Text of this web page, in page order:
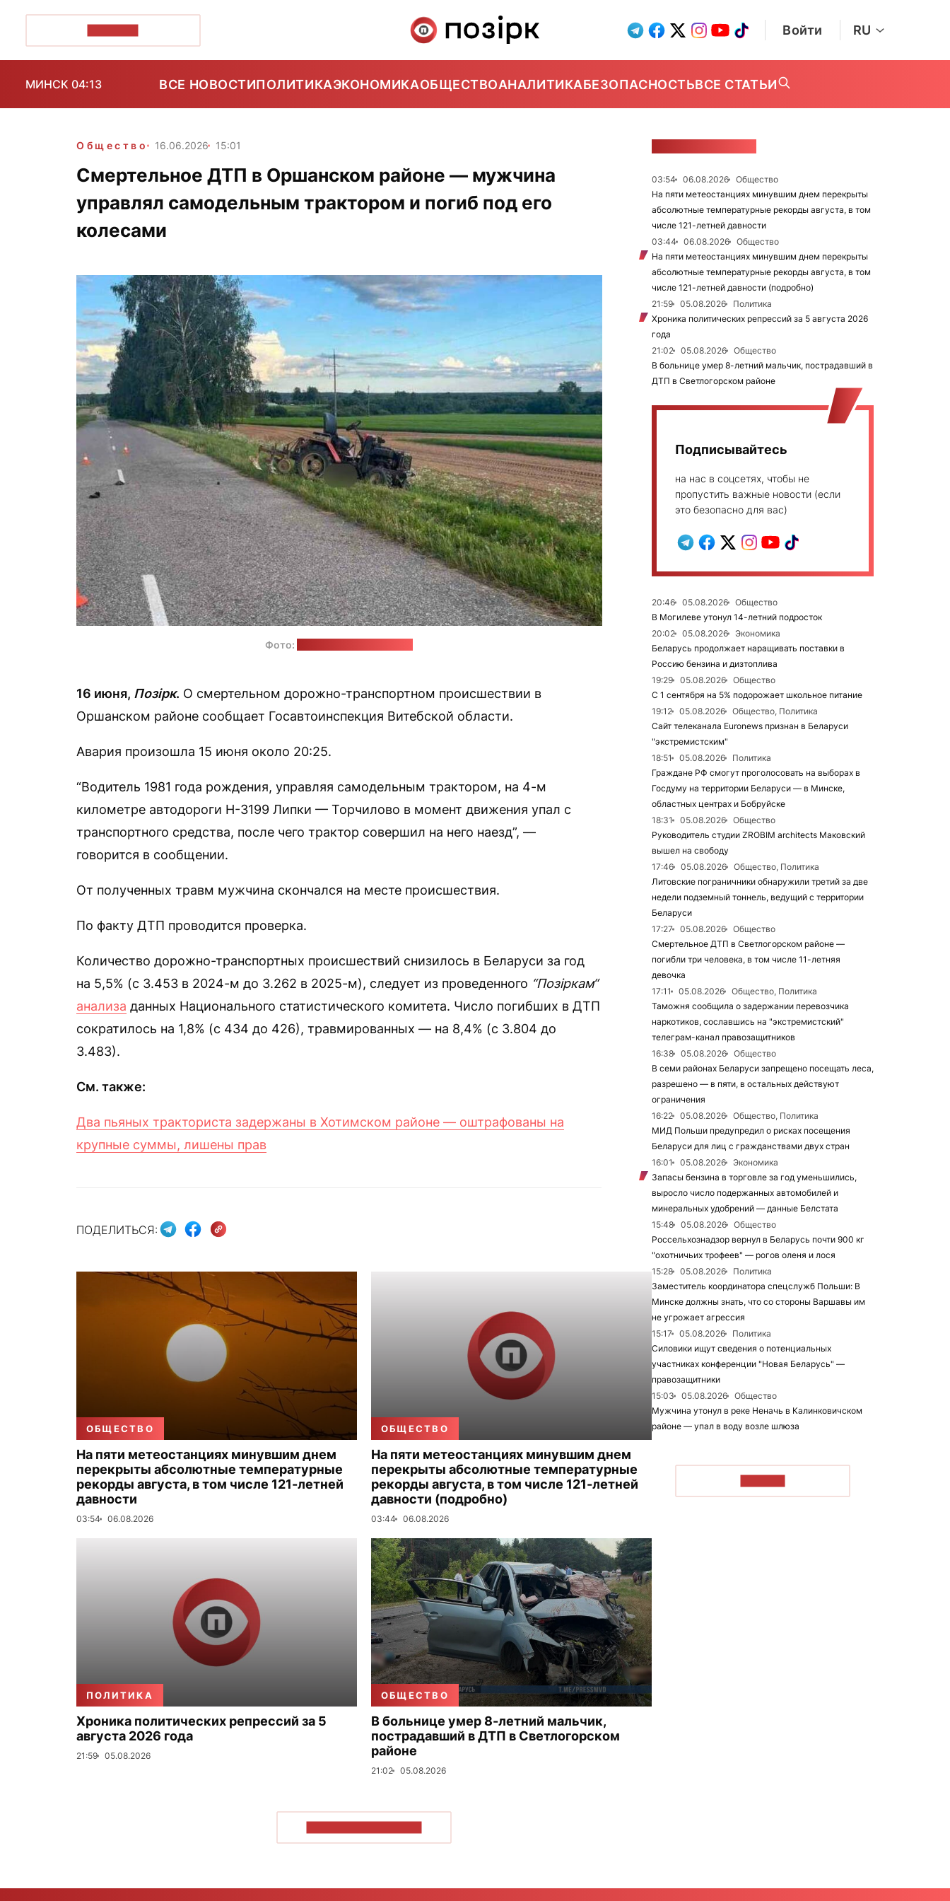
Войти RU
МИНСК 04:13 ВСЕ НОВОСТИПОЛИТИКАЭКОНОМИКАОБЩЕСТВОАНАЛИТИКАБЕЗОПАСНОСТЬВСЕ СТАТЬИ
Общество 16.06.2026 15:01
Смертельное ДТП в Оршанском районе — мужчина
управлял самодельным трактором и погиб под его
колесами
Фото:
16 июня, Позірк. О смертельном дорожно-транспортном происшествии в
Оршанском районе сообщает Госавтоинспекция Витебской области.
Авария произошла 15 июня около 20:25.
“Водитель 1981 года рождения, управляя самодельным трактором, на 4-м
километре автодороги Н-3199 Липки — Торчилово в момент движения упал с
транспортного средства, после чего трактор совершил на него наезд”, —
говорится в сообщении.
От полученных травм мужчина скончался на месте происшествия.
По факту ДТП проводится проверка.
Количество дорожно-транспортных происшествий снизилось в Беларуси за год
на 5,5% (с 3.453 в 2024-м до 3.262 в 2025-м), следует из проведенного “Позіркам“
анализа данных Национального статистического комитета. Число погибших в ДТП
сократилось на 1,8% (с 434 до 426), травмированных — на 8,4% (с 3.804 до
3.483).
См. также:
Два пьяных тракториста задержаны в Хотимском районе — оштрафованы на
крупные суммы, лишены прав
ПОДЕЛИТЬСЯ:
ОБЩЕСТВО
На пяти метеостанциях минувшим днем
перекрыты абсолютные температурные
рекорды августа, в том числе 121-летней
давности
03:54 06.08.2026
ОБЩЕСТВО
На пяти метеостанциях минувшим днем
перекрыты абсолютные температурные
рекорды августа, в том числе 121-летней
давности (подробно)
03:44 06.08.2026
ПОЛИТИКА
Хроника политических репрессий за 5
августа 2026 года
21:59 05.08.2026
ОБЩЕСТВО
В больнице умер 8-летний мальчик,
пострадавший в ДТП в Светлогорском
районе
21:02 05.08.2026
03:54 06.08.2026
Общество
На пяти метеостанциях минувшим днем перекрыты
абсолютные температурные рекорды августа, в том
числе 121-летней давности
03:44
06.08.2026
Общество
На пяти метеостанциях минувшим днем перекрыты
абсолютные температурные рекорды августа, в том
числе 121-летней давности (подробно)
21:59
05.08.2026
Политика
Хроника политических репрессий за 5 августа 2026
года
21:02
05.08.2026
Общество
В больнице умер 8-летний мальчик, пострадавший в
ДТП в Светлогорском районе
Подписывайтесь
на нас в соцсетях, чтобы не
пропустить важные новости (если
это безопасно для вас)
20:46 05.08.2026
Общество
В Могилеве утонул 14-летний подросток
20:02
05.08.2026
Экономика
Беларусь продолжает наращивать поставки в
Россию бензина и дизтоплива
19:29
05.08.2026
Общество
С 1 сентября на 5% подорожает школьное питание
19:12
05.08.2026
Общество, Политика
Сайт телеканала Euronews признан в Беларуси
"экстремистским"
18:51
05.08.2026
Политика
Граждане РФ смогут проголосовать на выборах в
Госдуму на территории Беларуси — в Минске,
областных центрах и Бобруйске
18:31
05.08.2026
Общество
Руководитель студии ZROBIM architects Маковский
вышел на свободу
17:46
05.08.2026
Общество, Политика
Литовские пограничники обнаружили третий за две
недели подземный тоннель, ведущий с территории
Беларуси
17:27
05.08.2026
Общество
Смертельное ДТП в Светлогорском районе —
погибли три человека, в том числе 11-летняя
девочка
17:11
05.08.2026
Общество, Политика
Таможня сообщила о задержании перевозчика
наркотиков, сославшись на "экстремистский"
телеграм-канал правозащитников
16:38
05.08.2026
Общество
В семи районах Беларуси запрещено посещать леса,
разрешено — в пяти, в остальных действуют
ограничения
16:22
05.08.2026
Общество, Политика
МИД Польши предупредил о рисках посещения
Беларуси для лиц с гражданствами двух стран
16:01
05.08.2026
Экономика
Запасы бензина в торговле за год уменьшились,
выросло число подержанных автомобилей и
минеральных удобрений — данные Белстата
15:48
05.08.2026
Общество
Россельхознадзор вернул в Беларусь почти 900 кг
"охотничьих трофеев" — рогов оленя и лося
15:28
05.08.2026
Политика
Заместитель координатора спецслужб Польши: В
Минске должны знать, что со стороны Варшавы им
не угрожает агрессия
15:17
05.08.2026
Политика
Силовики ищут сведения о потенциальных
участниках конференции "Новая Беларусь" —
правозащитники
15:03
05.08.2026
Общество
Мужчина утонул в реке Неначь в Калинковичском
районе — упал в воду возле шлюза